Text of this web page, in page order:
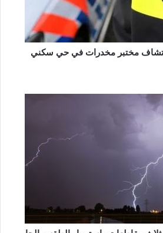
مختبر مخدرات في حي سكني